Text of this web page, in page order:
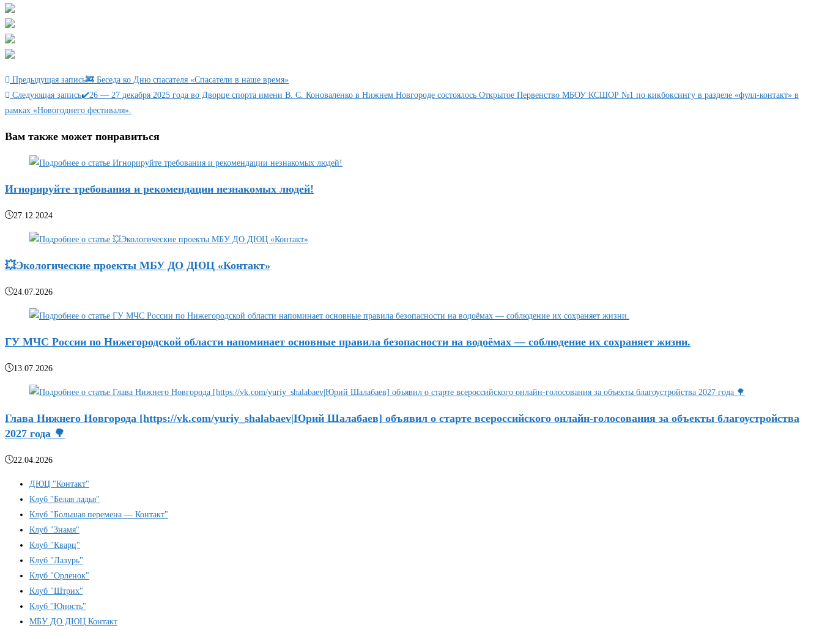
Еще
статьи
Предыдущая запись🚒 Беседа ко Дню спасателя «Спасатели в наше время»
Следующая запись✔️26 — 27 декабря 2025 года во Дворце спорта имени В. С. Коноваленко в Нижнем Новгороде состоялось Открытое Первенство МБОУ КСШОР №1 по кикбоксингу в разделе «фулл-контакт» в
рамках «Новогоднего фестиваля».
Вам также может понравиться
Игнорируйте требования и рекомендации незнакомых людей!
27.12.2024
💥Экологические проекты МБУ ДО ДЮЦ «Контакт»
24.07.2026
ГУ МЧС России по Нижегородской области напоминает основные правила безопасности на водоёмах — соблюдение их сохраняет жизни.
13.07.2026
Глава Нижнего Новгорода [https://vk.com/yuriy_shalabaev|Юрий Шалабаев] объявил о старте всероссийского онлайн-голосования за объекты благоустройства
2027 года 🌳
22.04.2026
ДЮЦ "Контакт"
Клуб "Белая ладья"
Клуб "Большая перемена — Контакт"
Клуб "Знамя"
Клуб "Кварц"
Клуб "Лазурь"
Клуб "Орленок"
Клуб "Штрих"
Клуб "Юность"
МБУ ДО ДЮЦ Контакт